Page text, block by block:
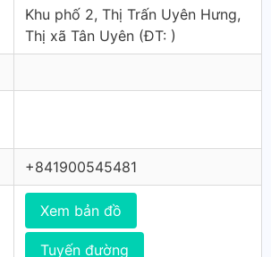
Khu phố 2, Thị Trấn Uyên Hưng,
Thị xã Tân Uyên (ÐT: )
+841900545481
Xem bản đồ
Tuyến đường